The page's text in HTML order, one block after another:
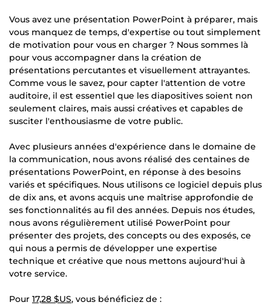
Vous avez une présentation PowerPoint à préparer, mais
vous manquez de temps, d'expertise ou tout simplement
de motivation pour vous en charger ? Nous sommes là
pour vous accompagner dans la création de
présentations percutantes et visuellement attrayantes.
Comme vous le savez, pour capter l'attention de votre
auditoire, il est essentiel que les diapositives soient non
seulement claires, mais aussi créatives et capables de
susciter l'enthousiasme de votre public.
Avec plusieurs années d'expérience dans le domaine de
la communication, nous avons réalisé des centaines de
présentations PowerPoint, en réponse à des besoins
variés et spécifiques. Nous utilisons ce logiciel depuis plus
de dix ans, et avons acquis une maîtrise approfondie de
ses fonctionnalités au fil des années. Depuis nos études,
nous avons régulièrement utilisé PowerPoint pour
présenter des projets, des concepts ou des exposés, ce
qui nous a permis de développer une expertise
technique et créative que nous mettons aujourd'hui à
votre service.
Pour 17,28 $US, vous bénéficiez de :